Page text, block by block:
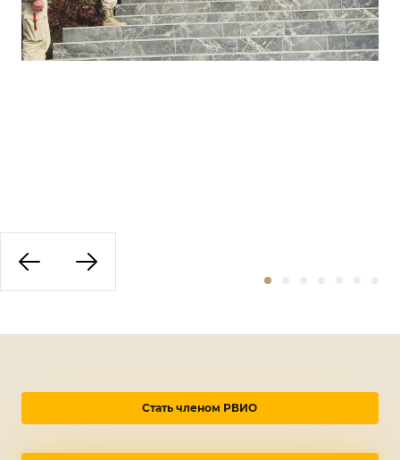
Стать членом РВИО